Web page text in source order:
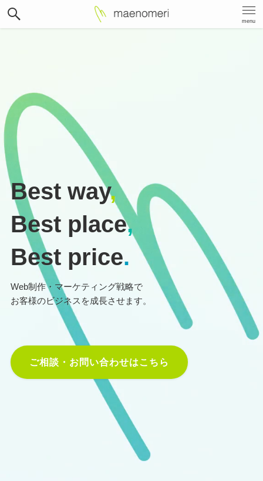
menu
Best way,
Best place,
Best price.
Web制作・マーケティング戦略で
お客様のビジネスを成長させます。
ご相談・お問い合わせはこちら